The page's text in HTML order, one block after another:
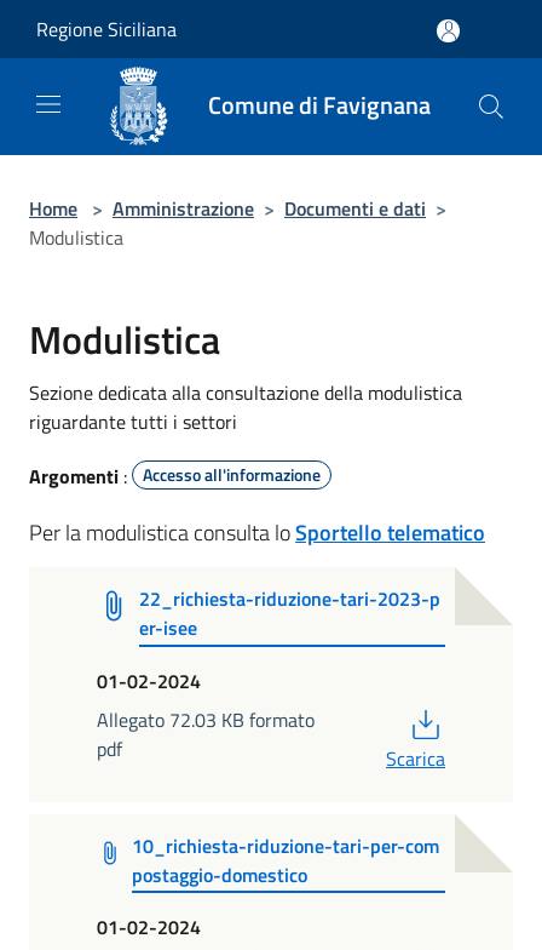
Regione Siciliana
Comune di Favignana
Home > Amministrazione > Documenti e dati >
Modulistica
Modulistica
Sezione dedicata alla consultazione della modulistica
riguardante tutti i settori
Argomenti : Accesso all'informazione
Per la modulistica consulta loSportello telematico
22_richiesta-riduzione-tari-2023-p
er-isee
01-02-2024
Allegato 72.03 KB formato
pdf
Scarica
10_richiesta-riduzione-tari-per-com
postaggio-domestico
01-02-2024